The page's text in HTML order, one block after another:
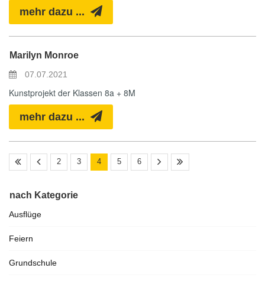
mehr dazu ...
Marilyn Monroe
07.07.2021
Kunstprojekt der Klassen 8a + 8M
mehr dazu ...
2 3 4 5 6
nach Kategorie
Ausflüge
Feiern
Grundschule